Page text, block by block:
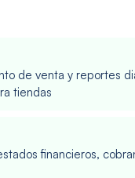
de venta y reportes
tiendas
financieros,